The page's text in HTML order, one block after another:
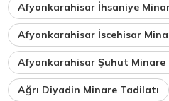
Afyonkarahisar İhsaniye
Afyonkarahisar İscehisar
Afyonkarahisar Şuhut Minare
Ağrı Diyadin Minare Tadilatı